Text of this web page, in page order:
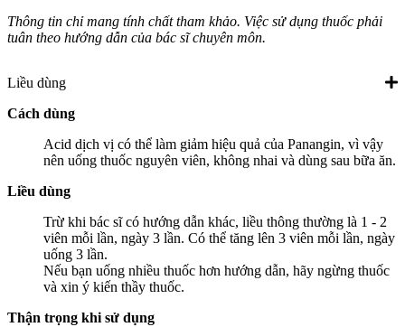
Thông tin chỉ mang tính chất tham khảo. Việc sử dụng thuốc phải
tuân theo hướng dẫn của bác sĩ chuyên môn.
Liều dùng
Cách dùng
Acid dịch vị có thể làm giảm hiệu quả của Panangin, vì vậy
nên uống thuốc nguyên viên, không nhai và dùng sau bữa ăn.
Liều dùng
Trừ khi bác sĩ có hướng dẫn khác, liều thông thường là 1 - 2
viên mỗi lần, ngày 3 lần. Có thể tăng lên 3 viên mỗi lần, ngày
uống 3 lần.
Nếu bạn uống nhiều thuốc hơn hướng dẫn, hãy ngừng thuốc
và xin ý kiến thầy thuốc.
Thận trọng khi sử dụng